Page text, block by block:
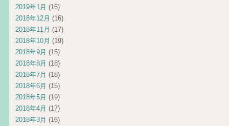
2019年1月 (16)
2018年12月 (16)
2018年11月 (17)
2018年10月 (19)
2018年9月 (15)
2018年8月 (18)
2018年7月 (18)
2018年6月 (15)
2018年5月 (19)
2018年4月 (17)
2018年3月 (16)